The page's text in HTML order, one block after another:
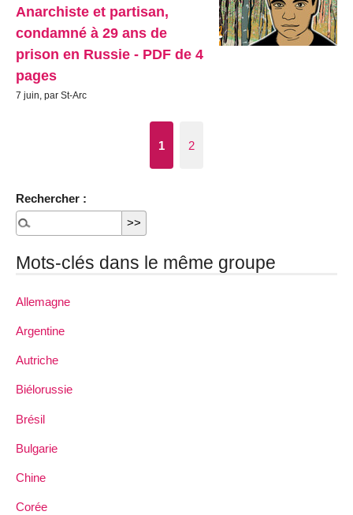
Anarchiste et partisan,
condamné à 29 ans de
prison en Russie - PDF de 4
pages
7 juin, par St-Arc
1 2
Rechercher :
Mots-clés dans le même groupe
Allemagne
Argentine
Autriche
Biélorussie
Brésil
Bulgarie
Chine
Corée